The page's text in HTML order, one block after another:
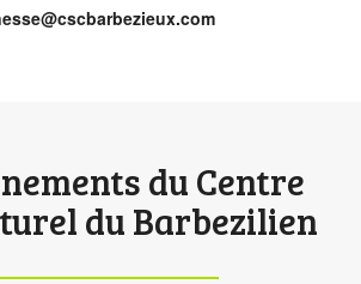
du Centre
du Barbezilien